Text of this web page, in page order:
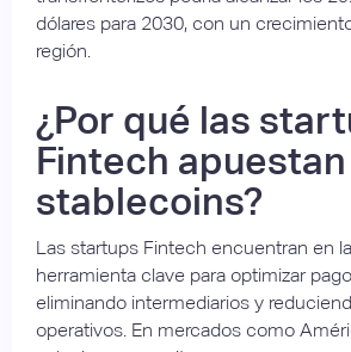
dólares para 2030, con un
región.
¿Por qué las
Fintech
stablecoins?
Las startups Fintech encuentran en
herramienta clave para optimizar
eliminando intermediarios y
operativos. En mercados como